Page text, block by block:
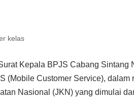
kelas
Kepala BPJS Cabang Sintang
(Mobile Customer Service), dalam
Nasional (JKN) yang dimulai